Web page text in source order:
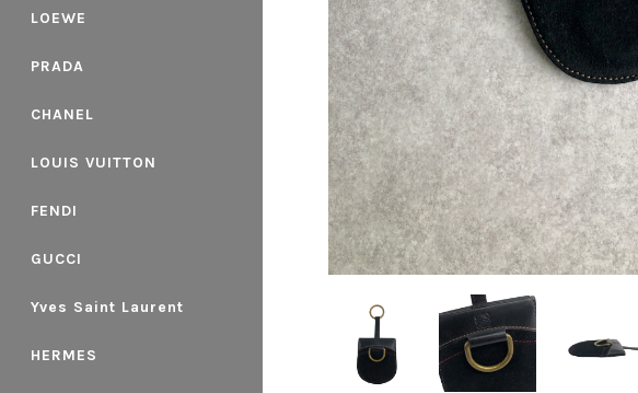
LOEWE
PRADA
CHANEL
LOUIS VUITTON
FENDI
GUCCI
Yves Saint Laurent
HERMES